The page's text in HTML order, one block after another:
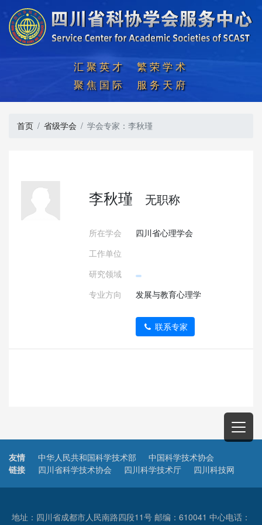
汇聚英才  繁荣学术
聚焦国际  服务天府
首页 省级学会 学会专家：李秋瑾
李秋瑾 无职称
所在学会
四川省心理学会
工作单位
研究领域
专业方向
发展与教育心理学
联系专家
友情
链接
中华人民共和国科学技术部
中国科学技术协会
四川省科学技术协会
四川科学技术厅 四川科技网
地址：四川省成都市人民南路四段11号 邮编：610041 中心电话：